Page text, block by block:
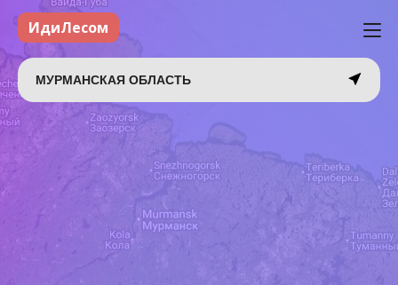
ИдиЛесом
МУРМАНСКАЯ ОБЛАСТЬ